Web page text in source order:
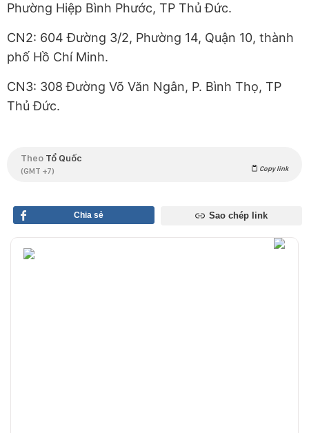
Phường Hiệp Bình Phước, TP Thủ Đức.
CN2: 604 Đường 3/2, Phường 14, Quận 10, thành
phố Hồ Chí Minh.
CN3: 308 Đường Võ Văn Ngân, P. Bình Thọ, TP
Thủ Đức.
Theo Tổ Quốc
(GMT +7) Copy link
Chia sẻ Sao chép link